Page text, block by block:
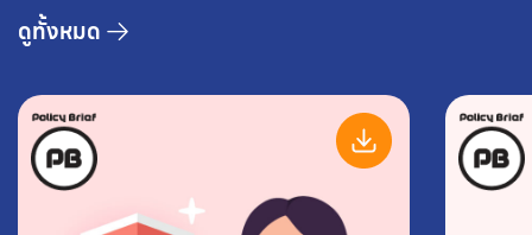
ดูทั้งหมด